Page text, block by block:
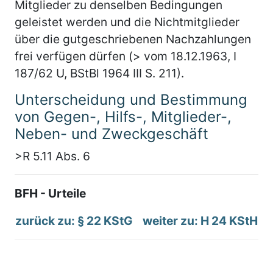
Mitglieder zu denselben Bedingungen
geleistet werden und die Nichtmitglieder
über die gutgeschriebenen Nachzahlungen
frei verfügen dürfen (> vom 18.12.1963, I
187/62 U, BStBl 1964 III S. 211).
Unterscheidung und Bestimmung
von Gegen-, Hilfs-, Mitglieder-,
Neben- und Zweckgeschäft
>R 5.11 Abs. 6
BFH - Urteile
zurück zu: § 22 KStG
weiter zu: H 24 KStH